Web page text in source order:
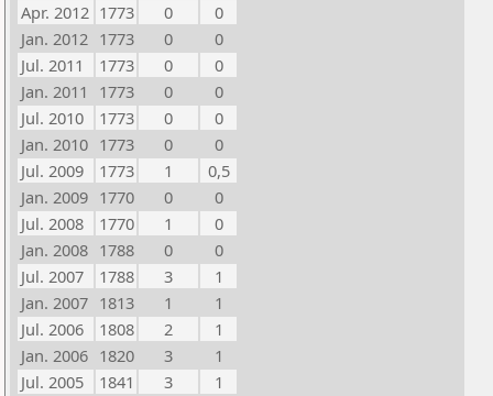
Apr. 2012 1773 0
0
Jan. 2012 1773 0
0
Jul. 2011
1773 0
0
Jan. 2011
1773 0
0
Jul. 2010
1773 0
0
Jan. 2010 1773 0
0
Jul. 2009
1773 1
0,5
Jan. 2009 1770 0
0
Jul. 2008
1770 1
0
Jan. 2008 1788 0
0
Jul. 2007
1788 3
1
Jan. 2007 1813 1
1
Jul. 2006
1808 2
1
Jan. 2006 1820 3
1
Jul. 2005
1841 3
1